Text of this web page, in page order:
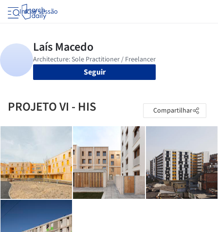
Iniciar sessão
Seguir
PROJETO VI - HIS Compartilhar